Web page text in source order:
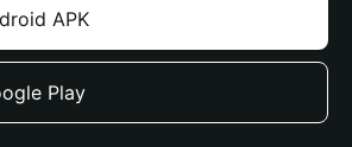
APK
Play